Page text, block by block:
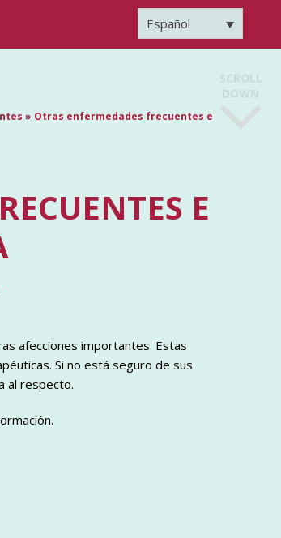
Español
» Otras enfermedades frecuentes e
E
afecciones importantes. Estas
Si no está seguro de sus
al respecto.